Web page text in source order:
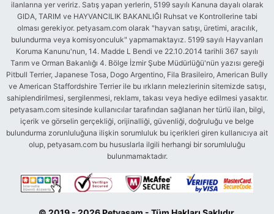
ilanlarına yer veririz. Satış yapan yerlerin, 5199 sayılı Kanuna dayalı olarak
GIDA, TARIM ve HAYVANCILIK BAKANLIĞI Ruhsat ve Kontrollerine tabi
olması gerekiyor. petyasam.com olarak "hayvan satışı, üretimi, aracılık,
bulundurma veya komisyonculuk" yapmamaktayız. 5199 sayılı Hayvanları
Koruma Kanunu'nun, 14. Madde L Bendi ve 22.10.2014 tarihli 367 sayılı
Tarım ve Orman Bakanlığı 4. Bölge İzmir Şube Müdürlüğü'nün yazısı gereği
Pitbull Terrier, Japanese Tosa, Dogo Argentino, Fila Brasileiro, American Bully
ve American Staffordshire Terrier ile bu ırkların melezlerinin sitemizde satışı,
sahiplendirilmesi, sergilenmesi, reklamı, takası veya hediye edilmesi yasaktır.
petyasam.com sitesinde kullanıcılar tarafından sağlanan her türlü ilan, bilgi,
içerik ve görselin gerçekliği, orijinalliği, güvenliği, doğruluğu ve belge
bulundurma zorunluluğuna ilişkin sorumluluk bu içerikleri giren kullanıcıya ait
olup, petyasam.com bu hususlarla ilgili herhangi bir sorumluluğu
bulunmamaktadır.